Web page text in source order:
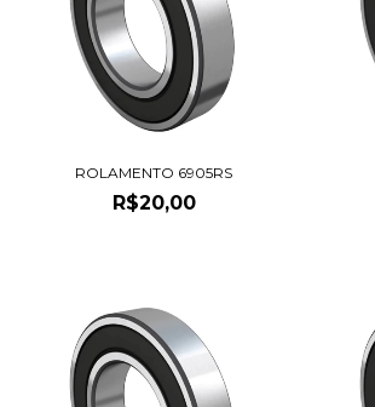
ROLAMENTO 6905RS
R$20,00